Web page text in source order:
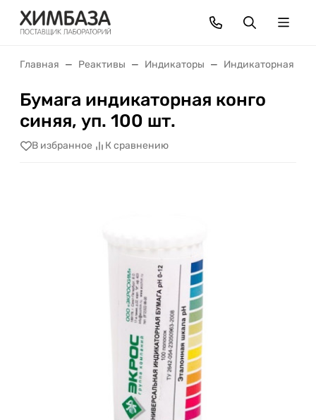
Главная Реактивы Индикаторы Индикаторная
Бумага индикаторная конго
синяя, уп. 100 шт.
В избранное К сравнению